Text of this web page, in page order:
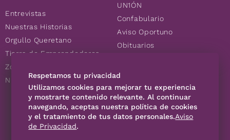
Entrevistas
Nuestras Historias
Orgullo Queretano
Tierra de Emprendedores
Zoociales
Nuevos Queretanos
UN1ÓN
Confabulario
Aviso Oportuno
Obituarios
Consultas
SÍGUENOS
Respetamos tu privacidad
Utilizamos cookies para mejorar tu experiencia
y mostrarte contenido relevante. Al continuar
navegando, aceptas nuestra política de cookies
y el tratamiento de tus datos personales.Aviso
de Privacidad.